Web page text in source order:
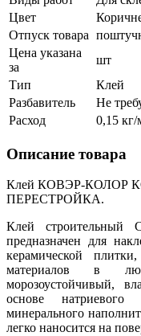
Цвет
Отпуск товара
Цена указана
за
шт
Тип
Клей
Разбавитель
Не
Расход
0,15 кг/
Описание товара
Клей КОВЭР-КОЛОР КС
ПЕРЕСТРОЙКА.
Клей строительный
предназначен для
керамической
материалов в
морозоустойчивый,
основе
минерального
легко наносится на